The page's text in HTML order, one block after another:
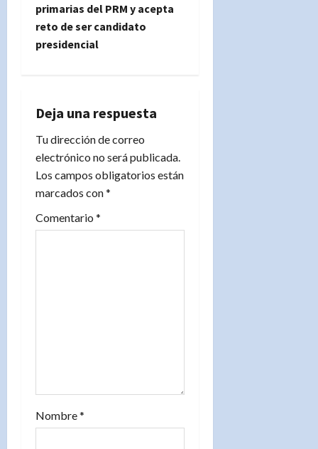
e
g
c
i
ó
n
d
a
d
primarias del PRM y acepta
reto de ser candidato
presidencial
Deja una respuesta
Tu dirección de correo
electrónico no será publicada.
Los campos obligatorios están
marcados con*
Comentario *
Nombre*